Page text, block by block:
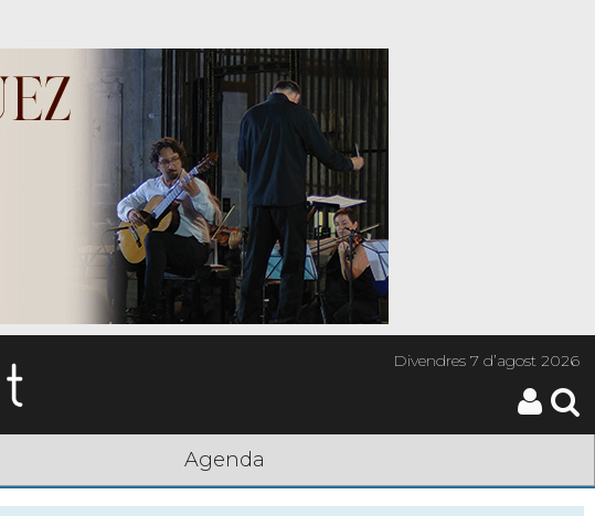
Divendres7 d’agost 2026
Agenda